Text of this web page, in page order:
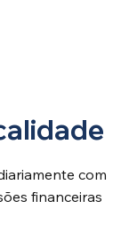
com
financeiras